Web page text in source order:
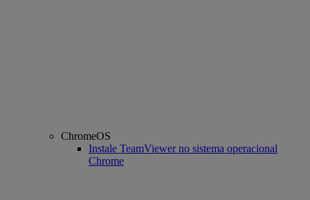
ChromeOS
Instale TeamViewer no sistema operacional
Chrome